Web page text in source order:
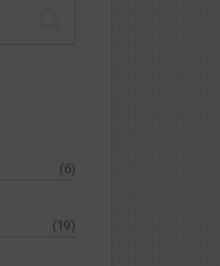
(6)
(19)